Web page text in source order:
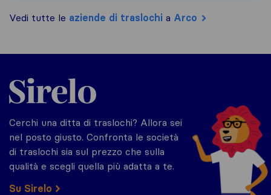
Vedi tutte le aziende di traslochi a Arco
Sirelo.it
Cerchi una ditta di traslochi? Allora sei
nel posto giusto. Confronta le società
di traslochi sia sul prezzo che sulla
qualità e scegli quella più adatta a te.
Su Sirelo